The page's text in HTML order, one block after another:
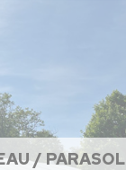
/ PARASOL